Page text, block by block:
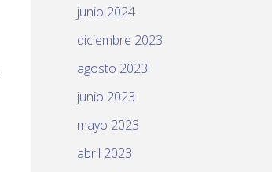
junio 2024
diciembre 2023
agosto 2023
junio 2023
mayo 2023
abril 2023